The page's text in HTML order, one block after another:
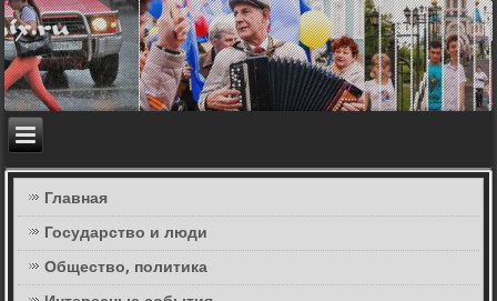
Главная
Государство и люди
Общество, политика